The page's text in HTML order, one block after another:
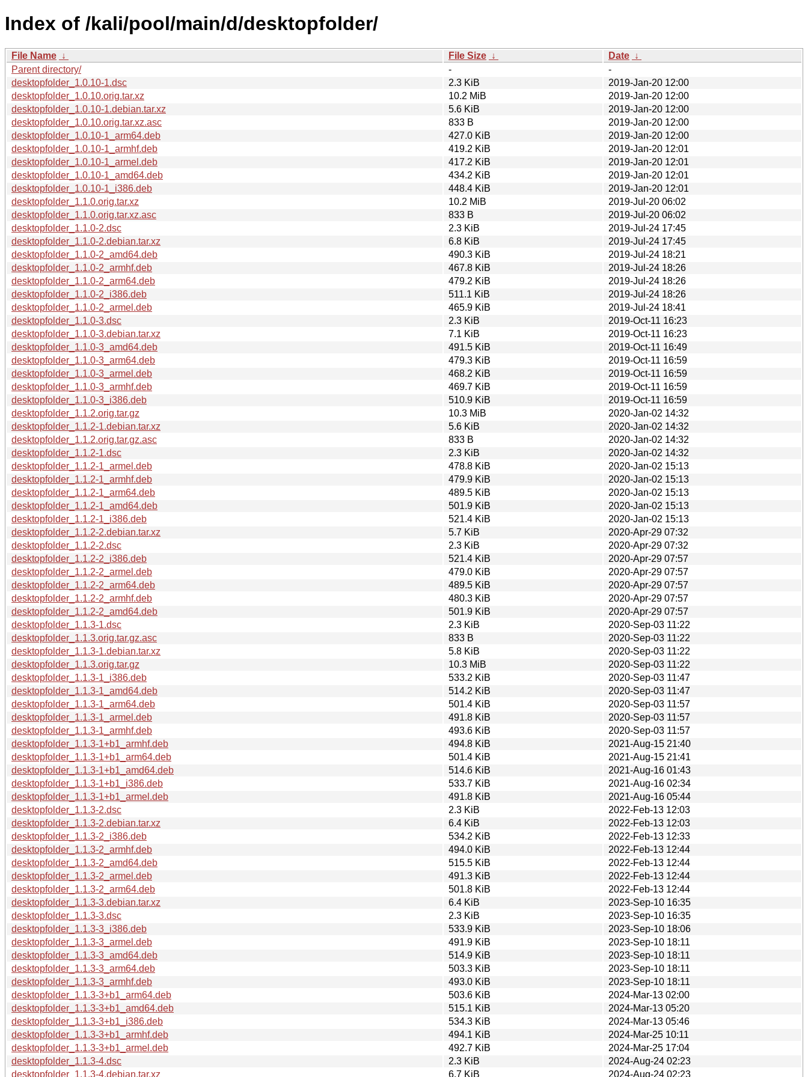
Index of /kali/pool/main/d/desktopfolder/
File Name ↓ File Size ↓ Date ↓
Parent directory/
-
-
desktopfolder_1.0.10-1.dsc
2.3 KiB
2019-Jan-20 12:00
desktopfolder_1.0.10.orig.tar.xz
10.2 MiB
2019-Jan-20 12:00
desktopfolder_1.0.10-1.debian.tar.xz
5.6 KiB
2019-Jan-20 12:00
desktopfolder_1.0.10.orig.tar.xz.asc
833 B
2019-Jan-20 12:00
desktopfolder_1.0.10-1_arm64.deb
427.0 KiB
2019-Jan-20 12:00
desktopfolder_1.0.10-1_armhf.deb
419.2 KiB
2019-Jan-20 12:01
desktopfolder_1.0.10-1_armel.deb
417.2 KiB
2019-Jan-20 12:01
desktopfolder_1.0.10-1_amd64.deb
434.2 KiB
2019-Jan-20 12:01
desktopfolder_1.0.10-1_i386.deb
448.4 KiB
2019-Jan-20 12:01
desktopfolder_1.1.0.orig.tar.xz
10.2 MiB
2019-Jul-20 06:02
desktopfolder_1.1.0.orig.tar.xz.asc
833 B
2019-Jul-20 06:02
desktopfolder_1.1.0-2.dsc
2.3 KiB
2019-Jul-24 17:45
desktopfolder_1.1.0-2.debian.tar.xz
6.8 KiB
2019-Jul-24 17:45
desktopfolder_1.1.0-2_amd64.deb
490.3 KiB
2019-Jul-24 18:21
desktopfolder_1.1.0-2_armhf.deb
467.8 KiB
2019-Jul-24 18:26
desktopfolder_1.1.0-2_arm64.deb
479.2 KiB
2019-Jul-24 18:26
desktopfolder_1.1.0-2_i386.deb
511.1 KiB
2019-Jul-24 18:26
desktopfolder_1.1.0-2_armel.deb
465.9 KiB
2019-Jul-24 18:41
desktopfolder_1.1.0-3.dsc
2.3 KiB
2019-Oct-11 16:23
desktopfolder_1.1.0-3.debian.tar.xz
7.1 KiB
2019-Oct-11 16:23
desktopfolder_1.1.0-3_amd64.deb
491.5 KiB
2019-Oct-11 16:49
desktopfolder_1.1.0-3_arm64.deb
479.3 KiB
2019-Oct-11 16:59
desktopfolder_1.1.0-3_armel.deb
468.2 KiB
2019-Oct-11 16:59
desktopfolder_1.1.0-3_armhf.deb
469.7 KiB
2019-Oct-11 16:59
desktopfolder_1.1.0-3_i386.deb
510.9 KiB
2019-Oct-11 16:59
desktopfolder_1.1.2.orig.tar.gz
10.3 MiB
2020-Jan-02 14:32
desktopfolder_1.1.2-1.debian.tar.xz
5.6 KiB
2020-Jan-02 14:32
desktopfolder_1.1.2.orig.tar.gz.asc
833 B
2020-Jan-02 14:32
desktopfolder_1.1.2-1.dsc
2.3 KiB
2020-Jan-02 14:32
desktopfolder_1.1.2-1_armel.deb
478.8 KiB
2020-Jan-02 15:13
desktopfolder_1.1.2-1_armhf.deb
479.9 KiB
2020-Jan-02 15:13
desktopfolder_1.1.2-1_arm64.deb
489.5 KiB
2020-Jan-02 15:13
desktopfolder_1.1.2-1_amd64.deb
501.9 KiB
2020-Jan-02 15:13
desktopfolder_1.1.2-1_i386.deb
521.4 KiB
2020-Jan-02 15:13
desktopfolder_1.1.2-2.debian.tar.xz
5.7 KiB
2020-Apr-29 07:32
desktopfolder_1.1.2-2.dsc
2.3 KiB
2020-Apr-29 07:32
desktopfolder_1.1.2-2_i386.deb
521.4 KiB
2020-Apr-29 07:57
desktopfolder_1.1.2-2_armel.deb
479.0 KiB
2020-Apr-29 07:57
desktopfolder_1.1.2-2_arm64.deb
489.5 KiB
2020-Apr-29 07:57
desktopfolder_1.1.2-2_armhf.deb
480.3 KiB
2020-Apr-29 07:57
desktopfolder_1.1.2-2_amd64.deb
501.9 KiB
2020-Apr-29 07:57
desktopfolder_1.1.3-1.dsc
2.3 KiB
2020-Sep-03 11:22
desktopfolder_1.1.3.orig.tar.gz.asc
833 B
2020-Sep-03 11:22
desktopfolder_1.1.3-1.debian.tar.xz
5.8 KiB
2020-Sep-03 11:22
desktopfolder_1.1.3.orig.tar.gz
10.3 MiB
2020-Sep-03 11:22
desktopfolder_1.1.3-1_i386.deb
533.2 KiB
2020-Sep-03 11:47
desktopfolder_1.1.3-1_amd64.deb
514.2 KiB
2020-Sep-03 11:47
desktopfolder_1.1.3-1_arm64.deb
501.4 KiB
2020-Sep-03 11:57
desktopfolder_1.1.3-1_armel.deb
491.8 KiB
2020-Sep-03 11:57
desktopfolder_1.1.3-1_armhf.deb
493.6 KiB
2020-Sep-03 11:57
desktopfolder_1.1.3-1+b1_armhf.deb
494.8 KiB
2021-Aug-15 21:40
desktopfolder_1.1.3-1+b1_arm64.deb
501.4 KiB
2021-Aug-15 21:41
desktopfolder_1.1.3-1+b1_amd64.deb
514.6 KiB
2021-Aug-16 01:43
desktopfolder_1.1.3-1+b1_i386.deb
533.7 KiB
2021-Aug-16 02:34
desktopfolder_1.1.3-1+b1_armel.deb
491.8 KiB
2021-Aug-16 05:44
desktopfolder_1.1.3-2.dsc
2.3 KiB
2022-Feb-13 12:03
desktopfolder_1.1.3-2.debian.tar.xz
6.4 KiB
2022-Feb-13 12:03
desktopfolder_1.1.3-2_i386.deb
534.2 KiB
2022-Feb-13 12:33
desktopfolder_1.1.3-2_armhf.deb
494.0 KiB
2022-Feb-13 12:44
desktopfolder_1.1.3-2_amd64.deb
515.5 KiB
2022-Feb-13 12:44
desktopfolder_1.1.3-2_armel.deb
491.3 KiB
2022-Feb-13 12:44
desktopfolder_1.1.3-2_arm64.deb
501.8 KiB
2022-Feb-13 12:44
desktopfolder_1.1.3-3.debian.tar.xz
6.4 KiB
2023-Sep-10 16:35
desktopfolder_1.1.3-3.dsc
2.3 KiB
2023-Sep-10 16:35
desktopfolder_1.1.3-3_i386.deb
533.9 KiB
2023-Sep-10 18:06
desktopfolder_1.1.3-3_armel.deb
491.9 KiB
2023-Sep-10 18:11
desktopfolder_1.1.3-3_amd64.deb
514.9 KiB
2023-Sep-10 18:11
desktopfolder_1.1.3-3_arm64.deb
503.3 KiB
2023-Sep-10 18:11
desktopfolder_1.1.3-3_armhf.deb
493.0 KiB
2023-Sep-10 18:11
desktopfolder_1.1.3-3+b1_arm64.deb
503.6 KiB
2024-Mar-13 02:00
desktopfolder_1.1.3-3+b1_amd64.deb
515.1 KiB
2024-Mar-13 05:20
desktopfolder_1.1.3-3+b1_i386.deb
534.3 KiB
2024-Mar-13 05:46
desktopfolder_1.1.3-3+b1_armhf.deb
494.1 KiB
2024-Mar-25 10:11
desktopfolder_1.1.3-3+b1_armel.deb
492.7 KiB
2024-Mar-25 17:04
desktopfolder_1.1.3-4.dsc
2.3 KiB
2024-Aug-24 02:23
desktopfolder_1.1.3-4.debian.tar.xz
6.7 KiB 2024-Aug-24 02:23